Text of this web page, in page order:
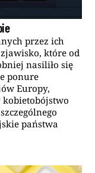
przez ich
które od
nasiliło się
ponure
Europy,
kobietobójstwo
państwa